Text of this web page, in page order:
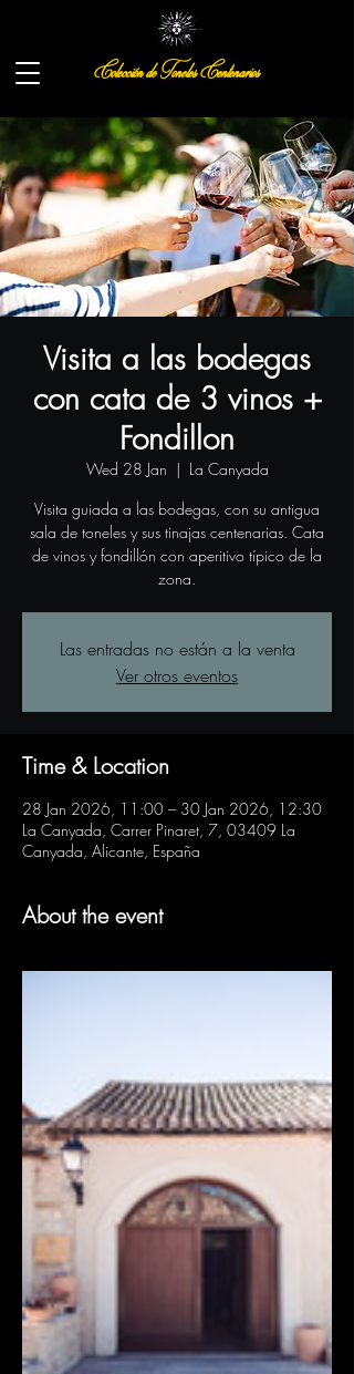
Colección de Toneles Centenarios
Visita a las bodegas
con cata de 3 vinos +
Fondillon
Wed 28 Jan
  |
La Canyada
Visita guiada a las bodegas, con su antigua
sala de toneles y sus tinajas centenarias. Cata
de vinos y fondillón con aperitivo típico de la
zona.
Las entradas no están a la venta
Ver otros eventos
Time & Location
28 Jan 2026, 11:00 – 30 Jan 2026, 12:30
La Canyada, Carrer Pinaret, 7, 03409 La
Canyada, Alicante, España
About the event